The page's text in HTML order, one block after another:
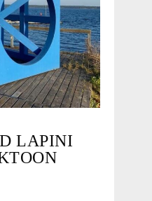
LAPINI